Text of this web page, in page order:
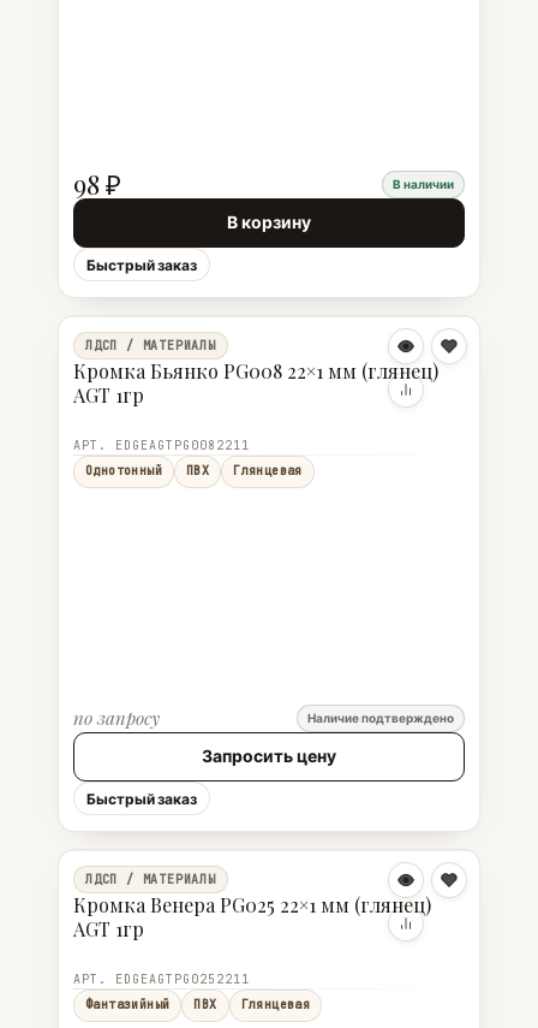
98 ₽ В наличии
В корзину
Быстрый заказ
ЛДСП / МАТЕРИАЛЫ
Кромка Бьянко PG008 22×1 мм (глянец)
AGT 1гр
АРТ. EDGEAGTPG0082211
Однотонный
ПВХ Глянцевая
по запросу Наличие подтверждено
Запросить цену
Быстрый заказ
ЛДСП / МАТЕРИАЛЫ
Кромка Венера PG025 22×1 мм (глянец)
AGT 1гр
АРТ. EDGEAGTPG0252211
Фантазийный
ПВХ Глянцевая